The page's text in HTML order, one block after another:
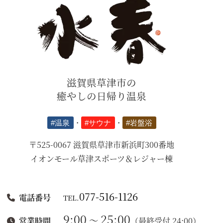
滋賀県草津市の
癒やしの日帰り温泉
#温泉 ・ #サウナ ・ #岩盤浴
〒525-0067 滋賀県草津市新浜町300番地
イオンモール草津スポーツ＆レジャー棟
電話番号 TEL.077-516-1126
9:00 ～ 25:00 （最終受付 24:00）